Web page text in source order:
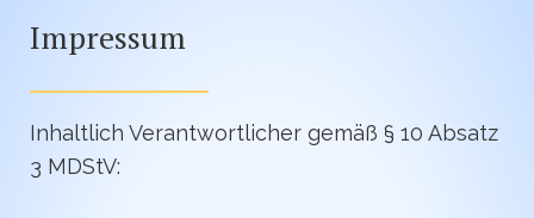
Impressum
Inhaltlich Verantwortlicher gemäß § 10 Absatz
3 MDStV: